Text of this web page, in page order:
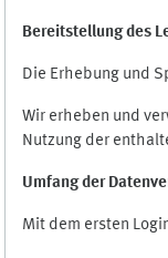
Bereitstellung des
Die Erhebung und
Wir erheben und
Nutzung der
Umfang der
Mit dem ersten